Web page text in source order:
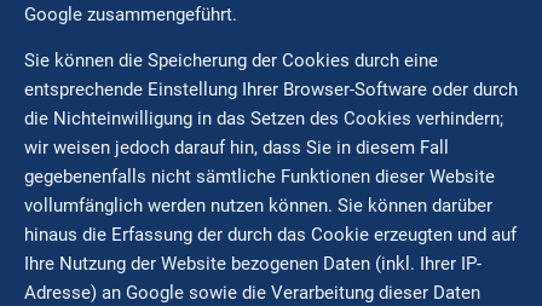
Google zusammengeführt.
Sie können die Speicherung der Cookies durch eine
entsprechende Einstellung Ihrer Browser-Software oder durch
die Nichteinwilligung in das Setzen des Cookies verhindern;
wir weisen jedoch darauf hin, dass Sie in diesem Fall
gegebenenfalls nicht sämtliche Funktionen dieser Website
vollumfänglich werden nutzen können. Sie können darüber
hinaus die Erfassung der durch das Cookie erzeugten und auf
Ihre Nutzung der Website bezogenen Daten (inkl. Ihrer IP-
Adresse) an Google sowie die Verarbeitung dieser Daten